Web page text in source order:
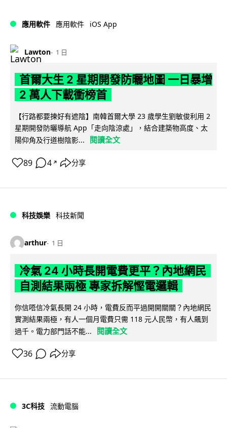
應用軟件 應用軟件 iOS App
Lawton 1 日
首爾大生 2 星期開發防曬地圖 一日暴增
2 萬人下載衝榜首
【行路都要揀好有遮陰】南韓首爾大學 23 歲學生劉敏俊利用 2
星期開發防曬導航 App「走向陰涼處」，結合建築物高度、太
陽仰角及行道樹陰影...
閱讀全文
89 4 ↗ 分享
科技娛樂 科技新聞
arthur 1 日
冷氣 24 小時長開電費更平？內地網民
自測結果兩極 專家拆解慳電邏輯
你信唔信冷氣長開 24 小時，電費反而平過開開關關？內地網民
實測結果兩極，有人一個月電費只需 118 元人民幣，有人飆到
過千。電力部門話不能...
閱讀全文
36 分享
3C科技 流動電腦